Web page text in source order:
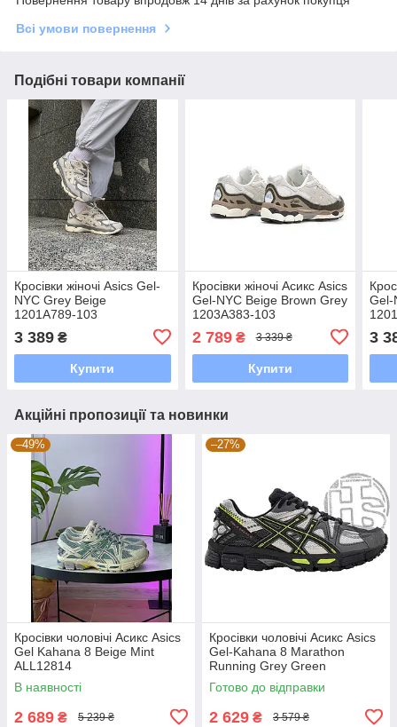
Всі умови повернення
Подібні товари компанії
Кросівки жіночі Asics Gel-
NYC Grey Beige
1201A789-103
3 389 ₴
Купити
Кросівки жіночі Асикс Asics
Gel-NYC Beige Brown Grey
1203A383-103
2 789₴ 3 339 ₴
Купити
Gel-
3
Акційні пропозиції та новинки
–49%
Кросівки чоловічі Асикс Asics
Gel Kahana 8 Beige Mint
ALL12814
В наявності
2 689 ₴ 5 239 ₴
–27%
Кросівки чоловічі Асикс Asics
Gel-Kahana 8 Marathon
Running Grey Green
1011B109-026
Готово до відправки
2 629 ₴ 3 579 ₴